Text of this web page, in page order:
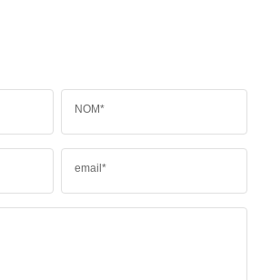
NOM*
email*